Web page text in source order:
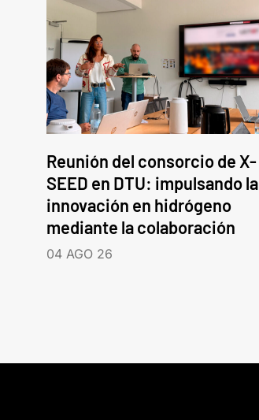
Reunión del consorcio de X-
SEED en DTU: impulsando la
innovación en hidrógeno
mediante la colaboración
04 AGO 26